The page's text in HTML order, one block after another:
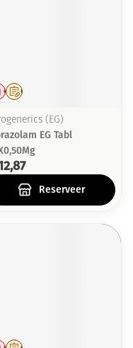
Op voorschrift
Geneesmiddel
(EG)
EG Tabl
Reserveer